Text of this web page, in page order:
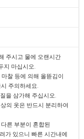
주시고 물에 오랜시간
지 마십시오.
찰 등에 의해 올뜯김이
주의하세요.
을 삼가해 주십시오.
의 옷은 반드시 분리하여
른 부분이 혼합된
가 있으니 빠른 시간내에